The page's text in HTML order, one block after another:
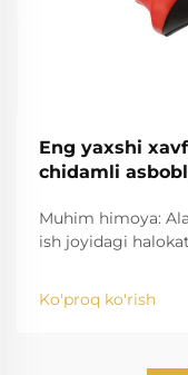
Eng yaxshi
chidamli
Muhim himoya:
ish joyidagi
qaytarma
xavfli ish
Ko'proq ko'rish